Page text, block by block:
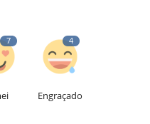
7 4
Engraçado